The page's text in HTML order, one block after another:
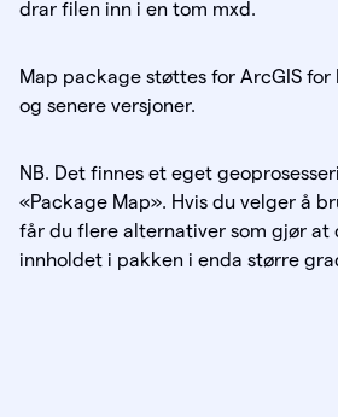
drar filen inn i en tom mxd.
Map package støttes for ArcGIS for
og senere versjoner.
NB. Det finnes et eget
«Package Map». Hvis du velger å
får du flere alternativer som gjør at
innholdet i pakken i enda større